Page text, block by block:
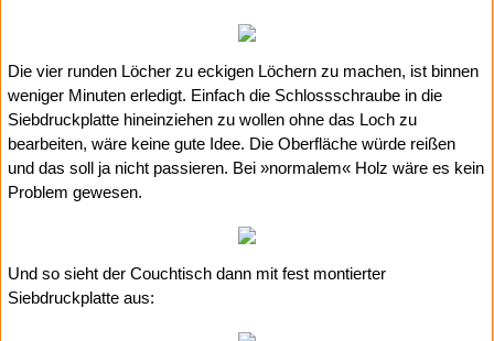
Die vier runden Löcher zu eckigen Löchern zu machen, ist binnen
weniger Minuten erledigt. Einfach die Schlossschraube in die
Siebdruckplatte hineinziehen zu wollen ohne das Loch zu
bearbeiten, wäre keine gute Idee. Die Oberfläche würde reißen
und das soll ja nicht passieren. Bei »normalem« Holz wäre es kein
Problem gewesen.
Und so sieht der Couchtisch dann mit fest montierter
Siebdruckplatte aus: